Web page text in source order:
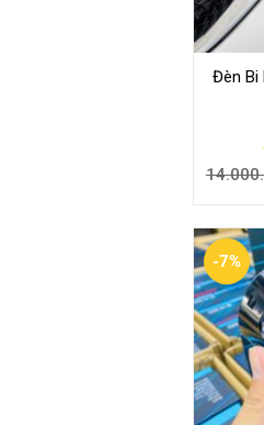
Đèn Bi
-7%